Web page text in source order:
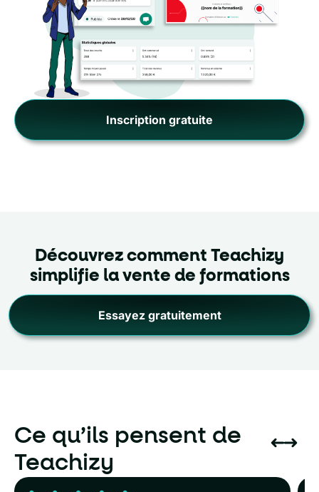
Inscription gratuite
Découvrez comment Teachizy
simplifie la vente de formations
Essayez gratuitement
Ce qu’ils pensent de
Teachizy